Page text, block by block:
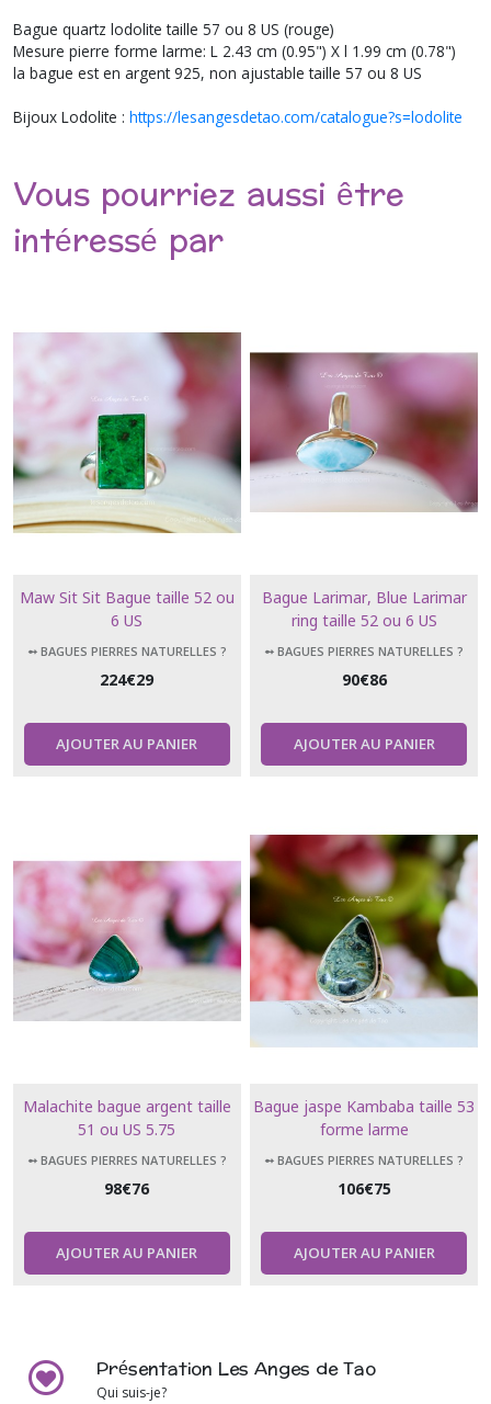
Bague quartz lodolite taille 57 ou 8 US (rouge)
Mesure pierre forme larme: L 2.43 cm (0.95") X l 1.99 cm (0.78")
la bague est en argent 925, non ajustable taille 57 ou 8 US
Bijoux Lodolite : https://lesangesdetao.com/catalogue?s=lodolite
Vous pourriez aussi être
intéressé par
Maw Sit Sit Bague taille 52 ou
6 US
➻ BAGUES PIERRES NATURELLES ?
224€29
AJOUTER AU PANIER
Bague Larimar, Blue Larimar
ring taille 52 ou 6 US
➻ BAGUES PIERRES NATURELLES ?
90€86
AJOUTER AU PANIER
Malachite bague argent taille
51 ou US 5.75
➻ BAGUES PIERRES NATURELLES ?
98€76
AJOUTER AU PANIER
Bague jaspe Kambaba taille 53
forme larme
➻ BAGUES PIERRES NATURELLES ?
106€75
AJOUTER AU PANIER
Présentation Les Anges de Tao
Qui suis-je?